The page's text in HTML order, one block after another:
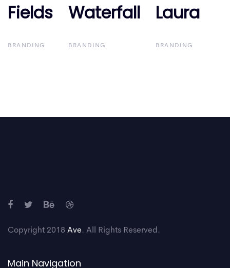
Fields
Fields
BRANDING
Waterfall
Waterfall
BRANDING
Laura
Laura
BRANDING
Copyright 2018 Ave. All Rights Reserved.
Main Navigation